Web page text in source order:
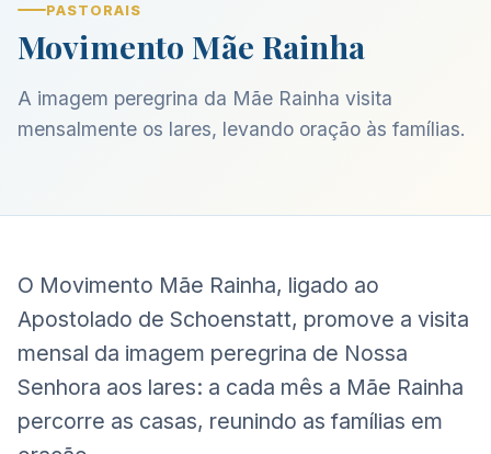
PASTORAIS
Movimento Mãe Rainha
A imagem peregrina da Mãe Rainha visita
mensalmente os lares, levando oração às famílias.
O Movimento Mãe Rainha, ligado ao
Apostolado de Schoenstatt, promove a visita
mensal da imagem peregrina de Nossa
Senhora aos lares: a cada mês a Mãe Rainha
percorre as casas, reunindo as famílias em